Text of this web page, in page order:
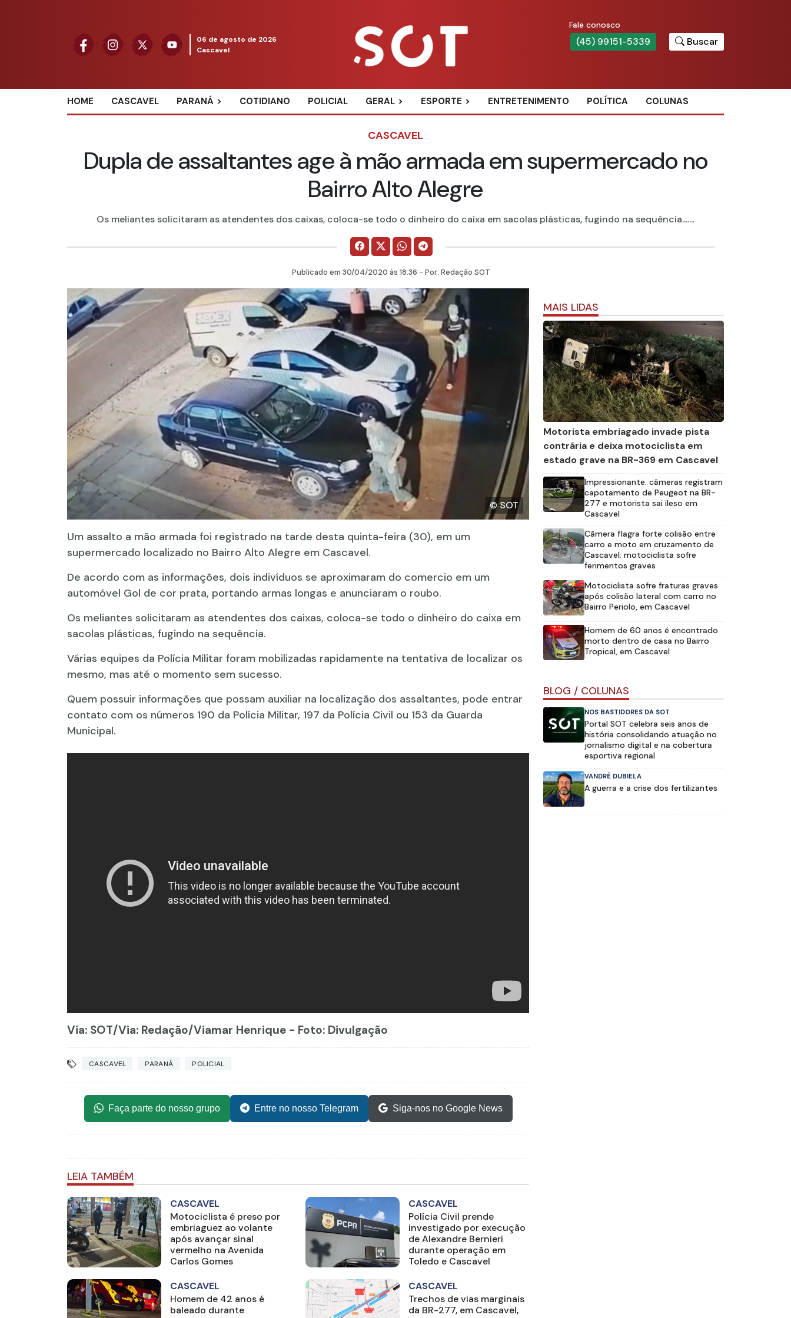
06 de agosto de 2026
Cascavel
Fale conosco
(45) 99151-5339 Buscar
HOME CASCAVEL PARANÁ COTIDIANO POLICIAL GERAL ESPORTE ENTRETENIMENTO POLÍTICA COLUNAS
CASCAVEL
Dupla de assaltantes age à mão armada em supermercado no
Bairro Alto Alegre
Os meliantes solicitaram as atendentes dos caixas, coloca-se todo o dinheiro do caixa em sacolas plásticas, fugindo na sequência.......
Publicado em 30/04/2020 às 18:36 - Por: Redação SOT
© SOT
Um assalto a mão armada foi registrado na tarde desta quinta-feira (30), em um
supermercado localizado no Bairro Alto Alegre em Cascavel.
De acordo com as informações, dois indivíduos se aproximaram do comercio em um
automóvel Gol de cor prata, portando armas longas e anunciaram o roubo.
Os meliantes solicitaram as atendentes dos caixas, coloca-se todo o dinheiro do caixa em
sacolas plásticas, fugindo na sequência.
Várias equipes da Polícia Militar foram mobilizadas rapidamente na tentativa de localizar os
mesmo, mas até o momento sem sucesso.
Quem possuir informações que possam auxiliar na localização dos assaltantes, pode entrar
contato com os números 190 da Polícia Militar, 197 da Polícia Civil ou 153 da Guarda
Municipal.
Via: SOT/Via: Redação/Viamar Henrique - Foto: Divulgação
CASCAVEL PARANÁ POLICIAL
Faça parte do nosso grupo Entre no nosso Telegram Siga-nos no Google News
LEIA TAMBÉM
CASCAVEL
Motociclista é preso por
embriaguez ao volante
após avançar sinal
vermelho na Avenida
Carlos Gomes
CASCAVEL
Polícia Civil prende
investigado por execução
de Alexandre Bernieri
durante operação em
Toledo e Cascavel
CASCAVEL
Homem de 42 anos é
baleado durante
CASCAVEL
Trechos de vias marginais
da BR-277, em Cascavel,
MAIS LIDAS
Motorista embriagado invade pista
contrária e deixa motociclista em
estado grave na BR-369 em Cascavel
Impressionante: câmeras registram
capotamento de Peugeot na BR-
277 e motorista sai ileso em
Cascavel
Câmera flagra forte colisão entre
carro e moto em cruzamento de
Cascavel; motociclista sofre
ferimentos graves
Motociclista sofre fraturas graves
após colisão lateral com carro no
Bairro Periolo, em Cascavel
Homem de 60 anos é encontrado
morto dentro de casa no Bairro
Tropical, em Cascavel
BLOG / COLUNAS
NOS BASTIDORES DA SOT
Portal SOT celebra seis anos de
história consolidando atuação no
jornalismo digital e na cobertura
esportiva regional
VANDRÉ DUBIELA
A guerra e a crise dos fertilizantes